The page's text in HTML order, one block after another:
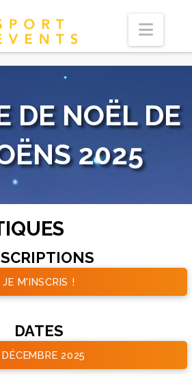
DE NOËL DE
2025
JE M'INSCRIS !
DATES
2025